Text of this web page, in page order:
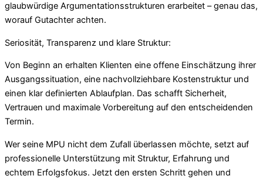
glaubwürdige Argumentationsstrukturen erarbeitet – genau das,
worauf Gutachter achten.
Seriosität, Transparenz und klare Struktur:
Von Beginn an erhalten Klienten eine offene Einschätzung ihrer
Ausgangssituation, eine nachvollziehbare Kostenstruktur und
einen klar definierten Ablaufplan. Das schafft Sicherheit,
Vertrauen und maximale Vorbereitung auf den entscheidenden
Termin.
Wer seine MPU nicht dem Zufall überlassen möchte, setzt auf
professionelle Unterstützung mit Struktur, Erfahrung und
echtem Erfolgsfokus. Jetzt den ersten Schritt gehen und